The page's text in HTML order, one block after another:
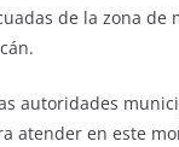
de la zona de
autoridades
atender en este